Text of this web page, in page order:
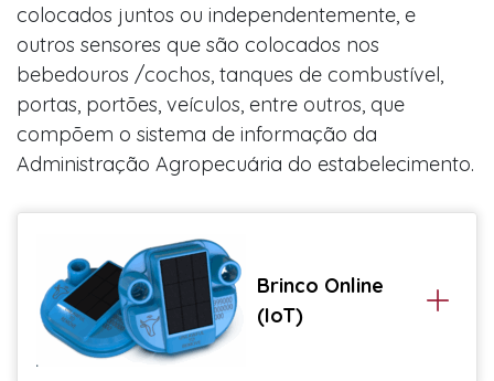
ECOSSISTEMA
A EMPRESA
FAQ
CONTATO
INSCREVER-SE
CONECTE-SE
colocados juntos ou independentemente, e
outros sensores que são colocados nos
bebedouros /cochos, tanques de combustível,
portas, portões, veículos, entre outros, que
compõem o sistema de informação da
Administração Agropecuária do estabelecimento.
Brinco Online
(IoT)